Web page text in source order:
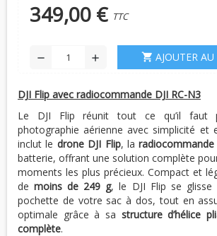
349,00 € TTC
remove add shopping_cart AJOUTER
DJI Flip avec radiocommande DJI RC-N3
Le DJI Flip réunit tout ce qu’il faut
photographie aérienne avec simplicité et
inclut le drone DJI Flip, laradiocommande
batterie, offrant une solution complète
moments les plus précieux. Compact et
demoins de 249 g, le DJI Flip se glisse
pochette de votre sac à dos, tout en
optimale grâce à sa structure d’hélice
complète.